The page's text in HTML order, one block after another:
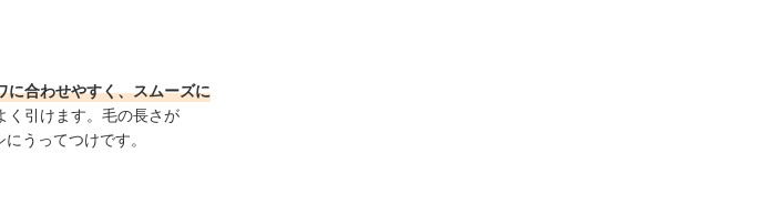
に合わせやすく、スムーズに
く引けます。毛の長さが
うってつけです。